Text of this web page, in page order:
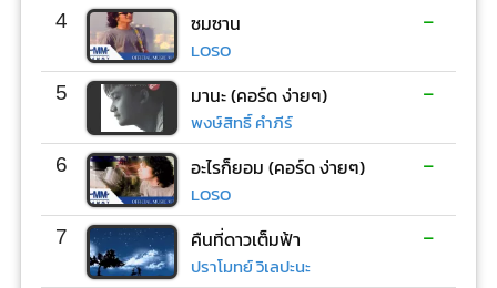
4 ซมซาน
LOSO
-
5 มานะ (คอร์ด ง่ายๆ)
พงษ์สิทธิ์ คำภีร์
-
6 อะไรก็ยอม (คอร์ด ง่ายๆ)
LOSO
-
7 คืนที่ดาวเต็มฟ้า
ปราโมทย์ วิเลปะนะ
-